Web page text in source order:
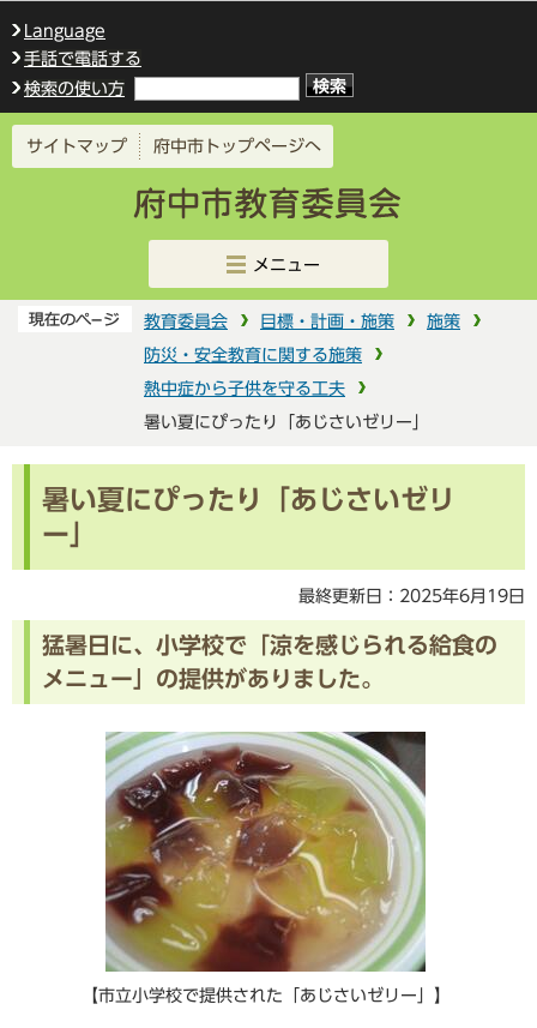
Language
手話で電話する
検索の使い方
サイトマップ 府中市トップページへ
メニュー
教育委員会 目標・計画・施策
施策
防災・安全教育に関する施策
熱中症から子供を守る工夫
暑い夏にぴったり「あじさいゼリー」
暑い夏にぴったり「あじさいゼリ
ー」
最終更新日：2025年6月19日
猛暑日に、小学校で「涼を感じられる給食の
メニュー」の提供がありました。
【市立小学校で提供された「あじさいゼリー」】